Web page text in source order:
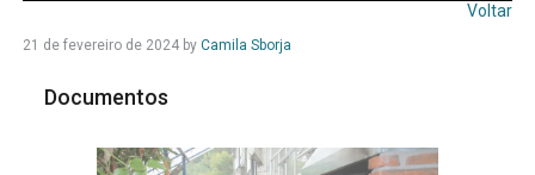
Voltar
21 de fevereiro de 2024by Camila Sborja
Documentos